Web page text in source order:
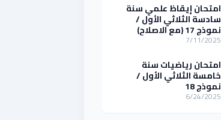
امتحان إيقاظ علمي سنة
سادسة الثلاثي الأول /
نموذج 17 (مع الاصلاح)
7/11/2025
امتحان رياضيات سنة
خامسة الثلاثي الأول /
نموذج 18
6/24/2025